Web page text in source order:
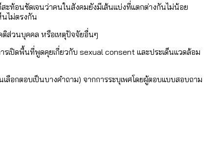
ด้รับจากเลือกตั้ง กรุงเทพฯ – พัทยา
ไรบ้าง
ลดิบ]
ดแย้งไทย-กัมพูชา
ต่ปี 2023-2024
มากกว่าเกิด
ะท้อนชัดเจนว่าคนในสังคมยังมีเส้นแบ่งที่แตกต่างกันไม่น้อย
ไม่ตรงกัน
ติส่วนบุคคล หรือเหตุปัจจัยอื่นๆ
รเปิดพื้นที่พูดคุยเกี่ยวกับ sexual consent และประเด็นแวดล้อม
อกตอบเป็นบางคำถาม) จากการระบุเพศโดยผู้ตอบแบบสอบถาม